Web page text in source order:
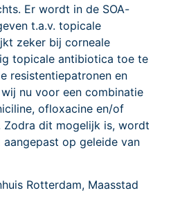
Er wordt in de SOA-
t.a.v. topicale
zeker bij corneale
topicale antibiotica toe te
resistentiepatronen en
nu voor een combinatie
ofloxacine en/of
Zodra dit mogelijk is, wordt
op geleide van
Rotterdam, Maasstad